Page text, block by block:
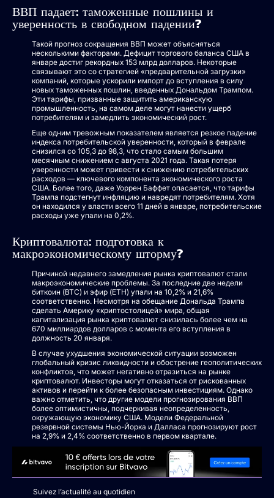
ВВП падает: таможенные пошлины и
уверенность в свободном падении?
Такой прогноз сокращения ВВП может объясняться
несколькими факторами. Дефицит торгового баланса США в
январе достиг рекордных 153 млрд долларов. Некоторые
связывают это со стратегией «предварительной загрузки»
компаний, которые ускорили импорт до вступления в силу
новых таможенных пошлин, введенных Дональдом Трампом.
Эти тарифы, призванные защитить американскую
промышленность, на самом деле могут нанести ущерб
потребителям и замедлить экономический рост.
Еще одним тревожным показателем является резкое падение
индекса потребительской уверенности, который в феврале
снизился со 105,3 до 98,3, что стало самым большим
месячным снижением с августа 2021 года. Такая потеря
уверенности может привести к снижению потребительских
расходов — ключевого компонента экономического роста
США. Более того, даже Уоррен Баффет опасается, что тарифы
Трампа подстегнут инфляцию и навредят потребителям. Хотя
он находился у власти всего 11 дней в январе, потребительские
расходы уже упали на 0,2%.
Криптовалюта: подготовка к
макроэкономическому шторму?
Причиной недавнего замедления рынка криптовалют стали
макроэкономические проблемы. За последние две недели
биткоин (BTC) и эфир (ETH) упали на 10,2% и 21,6%
соответственно. Несмотря на обещание Дональда Трампа
сделать Америку «криптостолицей» мира, общая
капитализация рынка криптовалют снизилась более чем на
670 миллиардов долларов с момента его вступления в
должность 20 января.
В случае ухудшения экономической ситуации возможен
глобальный кризис ликвидности и обострение геополитических
конфликтов, что может негативно отразиться на рынке
криптовалют. Инвесторы могут отказаться от рискованных
активов и перейти к более безопасным инвестициям. Однако
важно отметить, что другие модели прогнозирования ВВП
более оптимистичны, подчеркивая неопределенность,
окружающую экономику США. Модели Федеральной
резервной системы Нью-Йорка и Далласа прогнозируют рост
на 2,9% и 2,4% соответственно в первом квартале.
Suivez l’actualité au quotidien